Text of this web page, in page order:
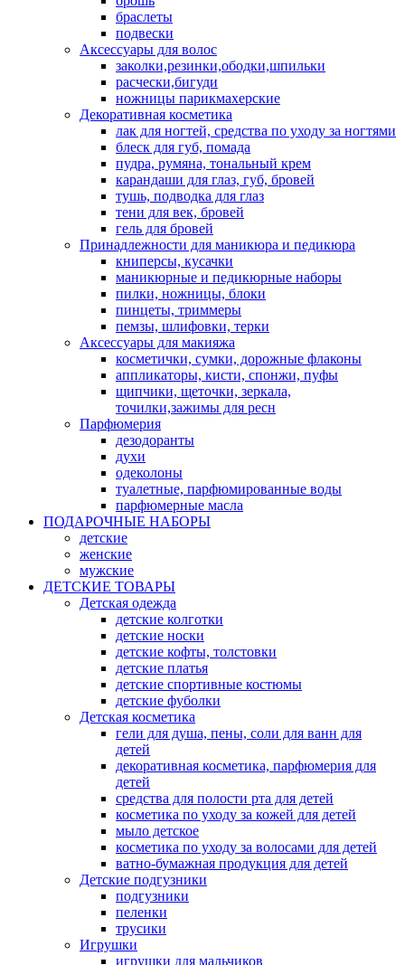
браслеты
подвески
Аксессуары для волос
заколки,резинки,ободки,шпильки
расчески,бигуди
ножницы парикмахерские
Декоративная косметика
лак для ногтей, средства по уходу за ногтями
блеск для губ, помада
пудра, румяна, тональный крем
карандаши для глаз, губ, бровей
тушь, подводка для глаз
тени для век, бровей
гель для бровей
Принадлежности для маникюра и педикюра
книперсы, кусачки
маникюрные и педикюрные наборы
пилки, ножницы, блоки
пинцеты, триммеры
пемзы, шлифовки, терки
Аксессуары для макияжа
косметички, сумки, дорожные флаконы
аппликаторы, кисти, спонжи, пуфы
щипчики, щеточки, зеркала,
точилки,зажимы для ресн
Парфюмерия
дезодоранты
духи
одеколоны
туалетные, парфюмированные воды
парфюмерные масла
ПОДАРОЧНЫЕ НАБОРЫ
детские
женские
мужские
ДЕТСКИЕ ТОВАРЫ
Детская одежда
детские колготки
детские носки
детские кофты, толстовки
детские платья
детские спортивные костюмы
детские фуболки
Детская косметика
гели для душа, пены, соли для ванн для
детей
декоративная косметика, парфюмерия для
детей
средства для полости рта для детей
косметика по уходу за кожей для детей
мыло детское
косметика по уходу за волосами для детей
ватно-бумажная продукция для детей
Детские подгузники
подгузники
пеленки
трусики
Игрушки
игрушки для мальчиков